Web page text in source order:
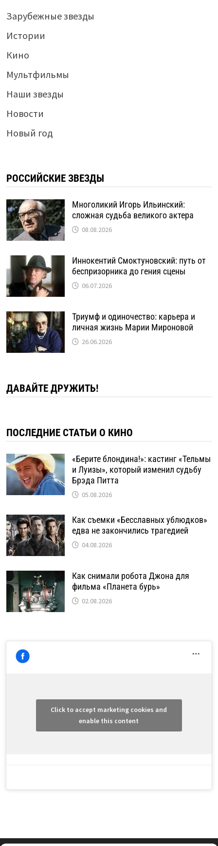
Зарубежные звезды
Истории
Кино
Мультфильмы
Наши звезды
Новости
Новый год
РОССИЙСКИЕ ЗВЕЗДЫ
Многоликий Игорь Ильинский:
сложная судьба великого актера
08.08.2026
Иннокентий Смоктуновский: путь от
беспризорника до гения сцены
06.07.2026
Триумф и одиночество: карьера и
личная жизнь Марии Мироновой
26.06.2026
ДАВАЙТЕ ДРУЖИТЬ!
ПОСЛЕДНИЕ СТАТЬИ О КИНО
«Берите блондина!»: кастинг «Тельмы
и Луизы», который изменил судьбу
Брэда Питта
05.08.2026
Как съемки «Бесславных ублюдков»
едва не закончились трагедией
04.08.2026
Как снимали робота Джона для
фильма «Планета бурь»
02.08.2026
Click to accept marketing cookies and
enable this content